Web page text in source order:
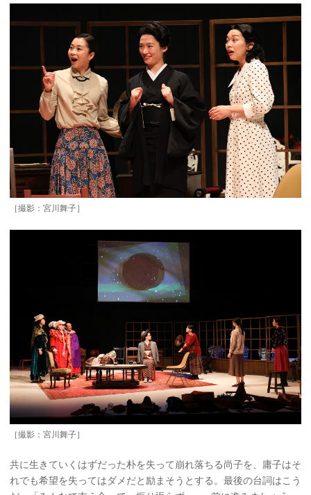
［撮影：宮川舞子］
［撮影：宮川舞子］
共に生きていくはずだった朴を失って崩れ落ちる尚子を、庸子はそ
れでも希望を失ってはダメだと励まそうとする。最後の台詞はこう